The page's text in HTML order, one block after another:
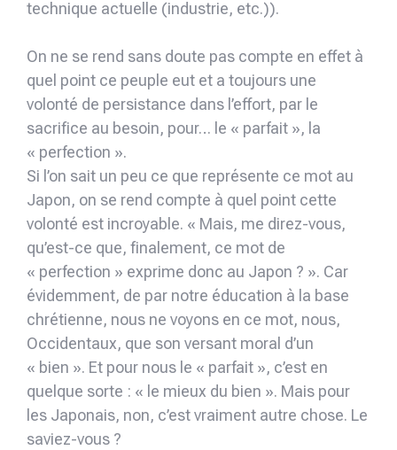
technique actuelle (industrie, etc.)).
On ne se rend sans doute pas compte en effet à
quel point ce peuple eut et a toujours une
volonté de persistance dans l’effort, par le
sacrifice au besoin, pour… le « parfait », la
« perfection ».
Si l’on sait un peu ce que représente ce mot au
Japon, on se rend compte à quel point cette
volonté est incroyable. « Mais, me direz-vous,
qu’est-ce que, finalement, ce mot de
« perfection » exprime donc au Japon ? ». Car
évidemment, de par notre éducation à la base
chrétienne, nous ne voyons en ce mot, nous,
Occidentaux, que son versant moral d’un
« bien ». Et pour nous le « parfait », c’est en
quelque sorte : « le mieux du bien ». Mais pour
les Japonais, non, c’est vraiment autre chose. Le
saviez-vous ?